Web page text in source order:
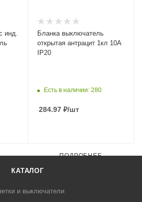
инд.
Бланка выключатель
открытая антрацит 1кл 10А
IP20
Есть в наличии: 280
284.97 ₽/шт
ПОДРОБНЕЕ
КАТАЛОГ
и выключатели